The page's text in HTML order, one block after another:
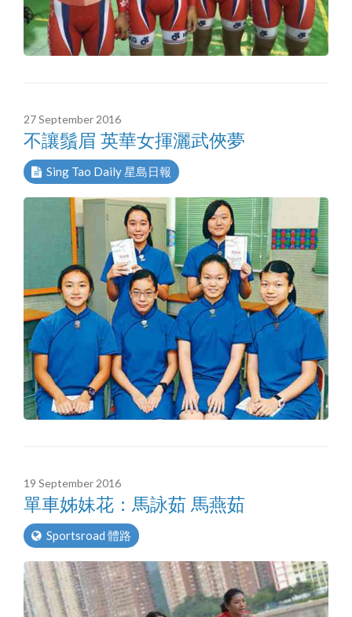
27 September 2016
不讓鬚眉 英華女揮灑武俠夢
Sing Tao Daily 星島日報
19 September 2016
單車姊妹花：馬詠茹 馬燕茹
Sportsroad 體路